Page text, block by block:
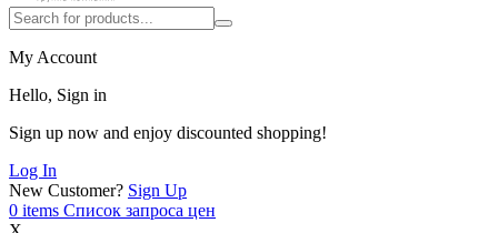
My Account
Hello, Sign in
Sign up now and enjoy discounted shopping!
Log In
New Customer? Sign Up
0 items Список запроса цен